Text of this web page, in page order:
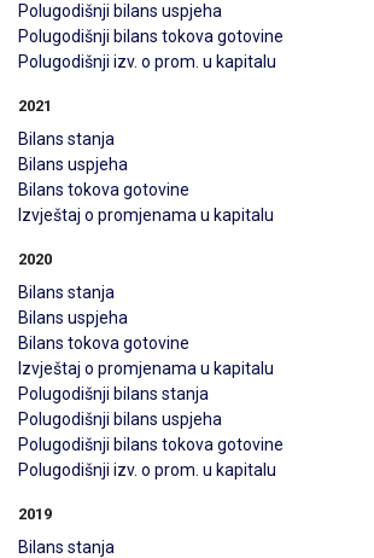
Polugodišnji bilans uspjeha
Polugodišnji bilans tokova gotovine
Polugodišnji izv. o prom. u kapitalu
2021
Bilans stanja
Bilans uspjeha
Bilans tokova gotovine
Izvještaj o promjenama u kapitalu
2020
Bilans stanja
Bilans uspjeha
Bilans tokova gotovine
Izvještaj o promjenama u kapitalu
Polugodišnji bilans stanja
Polugodišnji bilans uspjeha
Polugodišnji bilans tokova gotovine
Polugodišnji izv. o prom. u kapitalu
2019
Bilans stanja